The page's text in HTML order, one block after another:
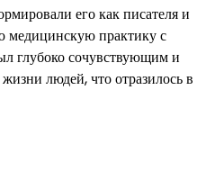
его как писателя и
медицинскую практику с
глубоко сочувствующим и
людей, что отразилось в